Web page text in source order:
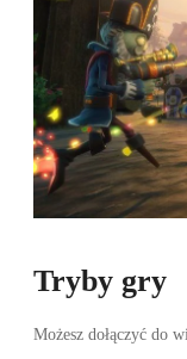
Tryby gry
Możesz dołączyć do